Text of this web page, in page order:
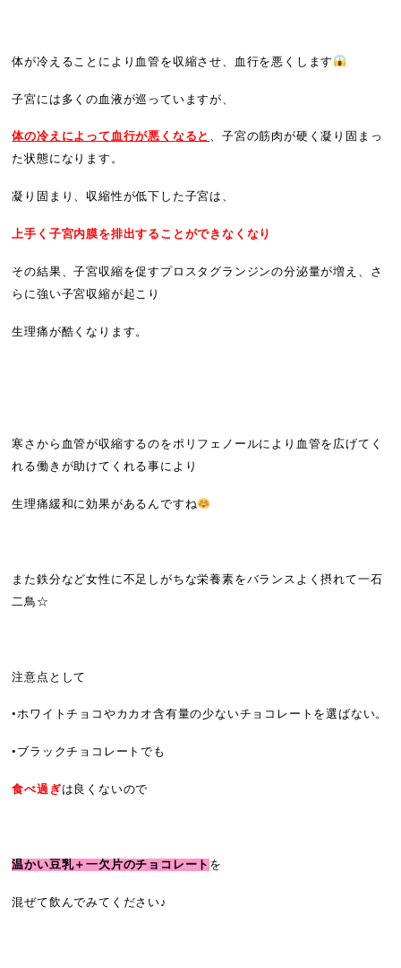
体が冷えることにより血管を収縮させ、血行を悪くします
子宮には多くの血液が巡っていますが、
体の冷えによって血行が悪くなると 、子宮の筋肉が硬く凝り固まっ
た状態になります。
凝り固まり、収縮性が低下した子宮は、
上手く子宮内膜を排出することができなくなり
その結果、子宮収縮を促すプロスタグランジンの分泌量が増え、さ
らに強い子宮収縮が起こり
生理痛が酷くなります。
寒さから血管が収縮するのをポリフェノールにより血管を広げてく
れる働きが助けてくれる事により
生理痛緩和に効果があるんですね
また鉄分など女性に不足しがちな栄養素をバランスよく摂れて一石
二鳥☆
注意点として
•ホワイトチョコやカカオ含有量の少ないチョコレートを選ばない。
•ブラックチョコレートでも
食べ過ぎは良くないので
温かい豆乳＋一欠片のチョコレート を
混ぜて飲んでみてください♪